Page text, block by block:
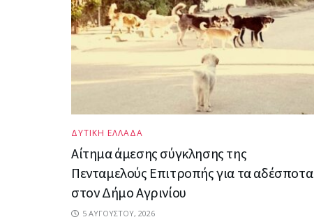
ΔΥΤΙΚΗ ΕΛΛΑΔΑ
Αίτημα άμεσης σύγκλησης της
Πενταμελούς Επιτροπής για τα αδέσποτα
στον Δήμο Αγρινίου
5 ΑΥΓΟΎΣΤΟΥ, 2026